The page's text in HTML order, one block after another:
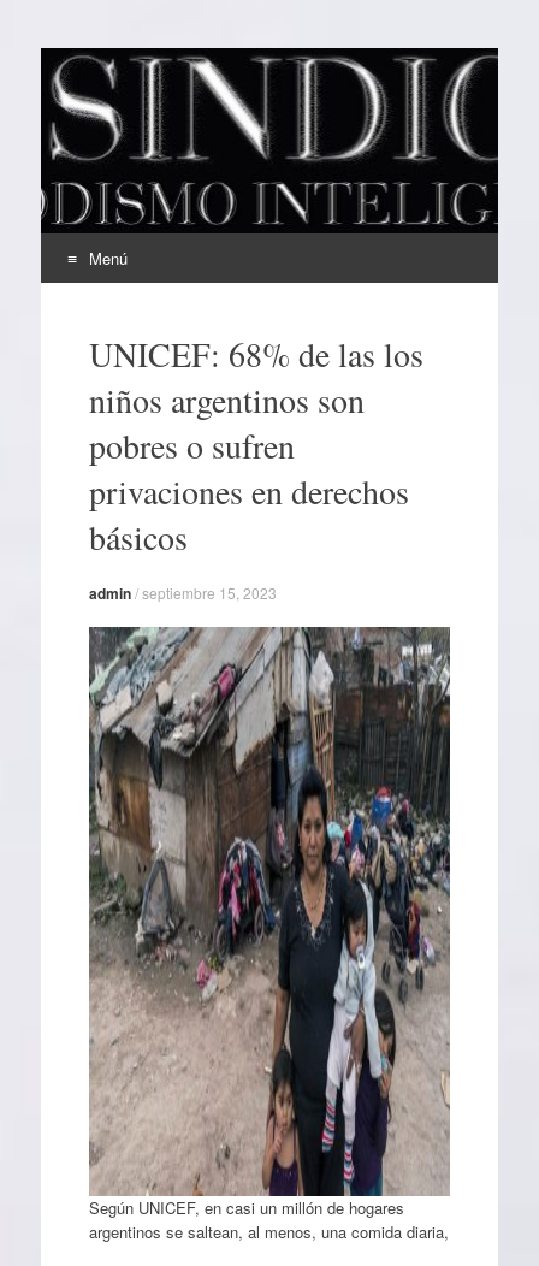
EL SINDICAL
Periodismo Inteligente
Menú
contenidoUNICEF: 68% de las los
niños argentinos son
pobres o sufren
privaciones en derechos
básicos
admin/septiembre 15, 2023
Según UNICEF, en casi un millón de hogares
argentinos se saltean, al menos, una comida diaria,